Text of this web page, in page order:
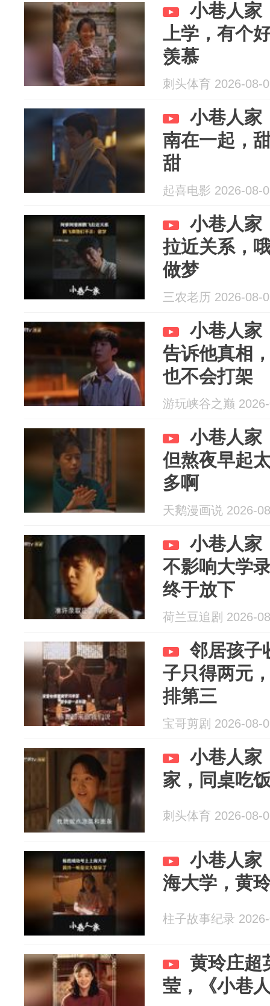
小巷人家
上学，有个
羡慕
刺头体育 2026-08-
小巷人家
南在一起，
甜
起喜电影 2026-08-
小巷人家
拉近关系，
做梦
三农老历 2026-08-
小巷人家
告诉他真相
也不会打架
游玩峡谷之巅
小巷人家
但熬夜早起
多啊
天鹅漫画说 2026-
小巷人家
不影响大学
终于放下
荷兰豆追剧 2026-
邻居孩子
子只得两元
排第三
宝哥剪剧 2026-08-
小巷人家
家，同桌吃
刺头体育 2026-08-
小巷人家
海大学，黄
柱子故事纪录
黄玲庄超
莹，《小巷